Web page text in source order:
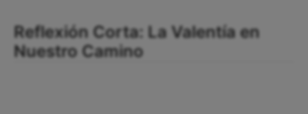
Reflexión Corta: La Valentía en
Nuestro Camino